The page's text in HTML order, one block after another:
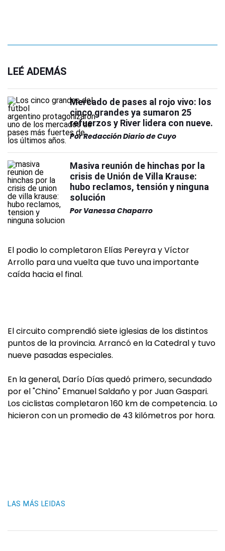
LEÉ ADEMÁS
Mercado de pases al rojo vivo: los
cinco grandes ya sumaron 25
refuerzos y River lidera con nueve.
PorRedacción Diario de Cuyo
Masiva reunión de hinchas por la
crisis de Unión de Villa Krause:
hubo reclamos, tensión y ninguna
solución
Por Vanessa Chaparro
El podio lo completaron Elías Pereyra y Víctor
Arrollo para una vuelta que tuvo una importante
caída hacia el final.
El circuito comprendió siete iglesias de los distintos
puntos de la provincia. Arrancó en la Catedral y tuvo
nueve pasadas especiales.
En la general, Darío Días quedó primero, secundado
por el "Chino" Emanuel Saldaño y por Juan Gaspari.
Los ciclistas completaron 160 km de competencia. Lo
hicieron con un promedio de 43 kilómetros por hora.
LAS MÁS LEIDAS